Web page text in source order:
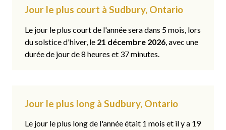
Jour le plus court à Sudbury, Ontario
Le jour le plus court de l'année sera dans 5 mois, lors
du solstice d'hiver, le 21 décembre 2026, avec une
durée de jour de 8 heures et 37 minutes.
Jour le plus long à Sudbury, Ontario
Le jour le plus long de l'année était 1 mois et il y a 19